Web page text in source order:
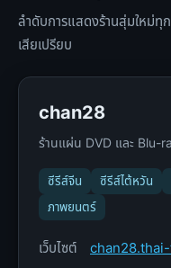
ลำดับการแสดงร้านสุ่มใหม่ทุก
เสียเปรียบ
chan28
ร้านแผ่น DVD และ Blu-
ซีรีส์จีน ซีรีส์ไต้หวัน
ภาพยนตร์
เว็บไซต์